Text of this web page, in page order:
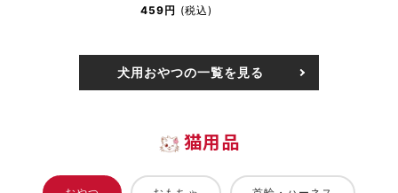
459円 (税込)
犬用おやつの一覧を見る
猫用品